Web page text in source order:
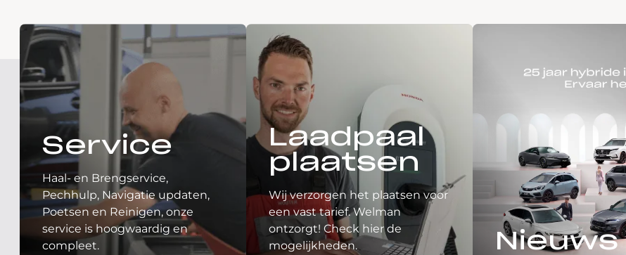
Service
Haal- en Brengservice,
Pechhulp, Navigatie updaten,
Poetsen en Reinigen, onze
service is hoogwaardig en
compleet.
Laadpaal
plaatsen
Wij verzorgen het plaatsen voor
een vast tarief. Welman
ontzorgt! Check hier de
mogelijkheden.
Nieuws